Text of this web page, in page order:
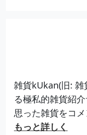
雑貨kUkan(旧: 雑
る極私的雑貨紹
思った雑貨をコ
もっと詳しく